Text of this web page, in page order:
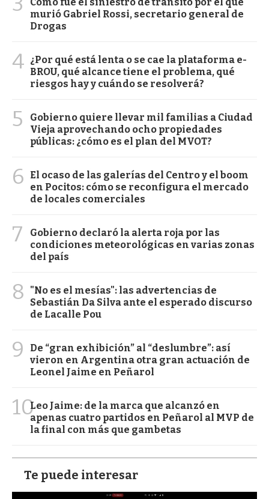
murió Gabriel Rossi, secretario general de
Drogas
4 ¿Por qué está lenta o se cae la plataforma e-
BROU, qué alcance tiene el problema, qué
riesgos hay y cuándo se resolverá?
5
Gobierno quiere llevar mil familias a Ciudad
Vieja aprovechando ocho propiedades
públicas: ¿cómo es el plan del MVOT?
6
El ocaso de las galerías del Centro y el boom
en Pocitos: cómo se reconfigura el mercado
de locales comerciales
7
Gobierno declaró la alerta roja por las
condiciones meteorológicas en varias zonas
del país
8
"No es el mesías": las advertencias de
Sebastián Da Silva ante el esperado discurso
de Lacalle Pou
9
De “gran exhibición” al “deslumbre”: así
vieron en Argentina otra gran actuación de
Leonel Jaime en Peñarol
10Leo Jaime: de la marca que alcanzó en
apenas cuatro partidos en Peñarol al MVP de
la final con más que gambetas
Te puede interesar